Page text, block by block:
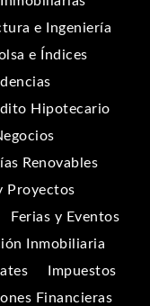
e Ingeniería
e Índices
Hipotecario
Renovables
Proyectos
Ferias y Eventos
Inmobiliaria
Impuestos
Financieras